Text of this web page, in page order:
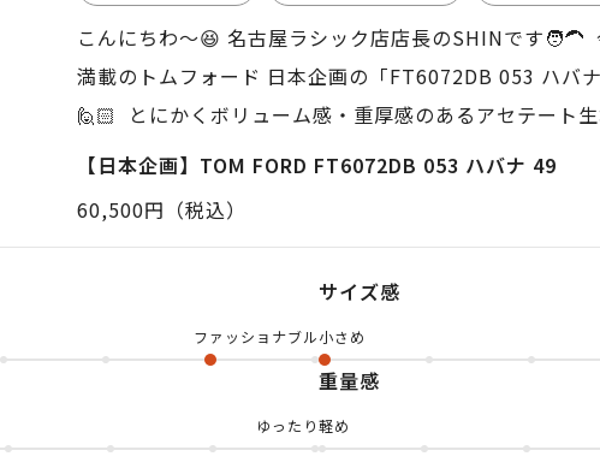
こんにちわ〜😆 名古屋ラシック店店長のSHINです🧑‍🦱
満載のトムフォード 日本企画の「FT6072DB 053 ハバ
🙋🏻 とにかくボリューム感・重厚感のあるアセテート
なりのピッタリめ❗️ トムフォードらしいインパクト大の
ォードのフレームは最初から ブランドロゴ入りのブル
ネとして使えるのが嬉しいポイントなんですっ😆 度を
でも… めちゃくちゃ使えてカッコいい❗️ そして、醸し出
感💎💎 名古屋ラシック店では男性女性問わず 多く選ば
おります👫 ぜひ、オンライン又は店頭にて お試しにな
【日本企画】TOM FORD FT6072DB 053 ハバナ 49
60,500円（税込）
ファッショナブル
サイズ感
小さめ
ゆったり
重量感
軽め